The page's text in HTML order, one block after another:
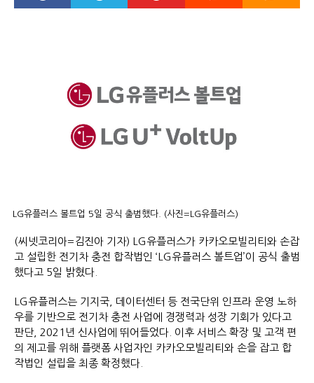
LG유플러스 볼트업 5일 공식 출범했다. (사진=LG유플러스)
(씨넷코리아=김진아 기자) LG유플러스가 카카오모빌리티와 손잡
고 설립한 전기차 충전 합작법인 ‘LG유플러스 볼트업’이 공식 출범
했다고 5일 밝혔다.
LG유플러스는 기지국, 데이터센터 등 전국단위 인프라 운영 노하
우를 기반으로 전기차 충전 사업에 경쟁력과 성장 기회가 있다고
판단, 2021년 신사업에 뛰어들었다. 이후 서비스 확장 및 고객 편
의 제고를 위해 플랫폼 사업자인 카카오모빌리티와 손을 잡고 합
작법인 설립을 최종 확정했다.